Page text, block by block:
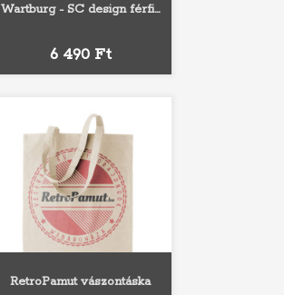
Wartburg - SC design férfi...
Ár
6 490 Ft
RetroPamut vászontáska